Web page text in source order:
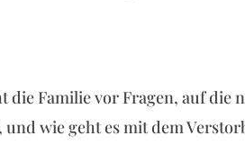
Familie vor Fragen, auf
wie geht es mit dem